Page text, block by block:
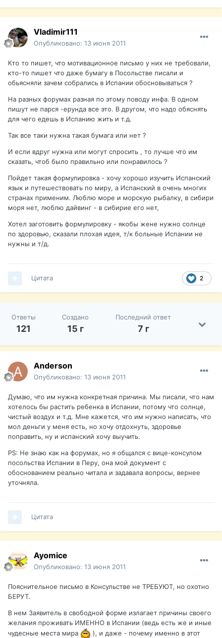
Vladimir111
Опубликовано: 13 июня 2011
Кто то пишет, что мотивационное письмо у них не требовали,
кто-то пишет что даже бумагу в Посольстве писали и
обьясняли зачем собрались в Испании обосновываться ?
На разных форумах разная по этому поводу инфа. В одном
пишут не парся -ерунда все это. В другом, что надо обяснять
для чего едешь в Испанию жить и т.д.
Так все таки нужна такая бумага или нет ?
И если вдруг нужна или могут спросить , то лучше что им
сказать, чтоб было правильно или понравилось ?
Пойдет такая формулировка - хочу хорошо изучить Испанский
язык и путешествовать по миру, а Испанский в очень многих
странах применим. Люблю море и морскую рыбалку, в сибири
моря нет, люблю дайвинг - в сибирие его нет,
Хотел заготовить формулировку - якобы жене нужно солнце
по здоровью, сказали плохая идея, т/к больные Испании не
нужны и т/д.
2
Цитата
Ответы
121
Создано
15 г
Последний ответ
7 г
Anderson
Опубликовано: 13 июня 2011
Думаю, что им нужна конкретная причина. Мы писали, что нам
хотелось бы растить ребенка в Испании, потому что солнце,
чистый воздух и т.д. Мне кажется, что им нужно написать, что
мол деньги у меня есть, но хочу отдохнуть, здоровье
поправить, ну и испанский хочу выучить.
PS: Не знаю как на форумах, но я общался с вице-консулом
посольства Испании в Перу, она мой документ с
обоснованием реально читала и задавала вопросы, вернее
уточняла.
Цитата
Ayomice
Опубликовано: 13 июня 2011
Пояснительное письмо в Консульстве не ТРЕБУЮТ, но охотно
БЕРУТ.
В нем Заявитель в свободной форме излагает причины своего
желания проживать ИМЕННО в Испании (ведь есть же и иные
чудесные места мира
), и даже - почему именно в этот